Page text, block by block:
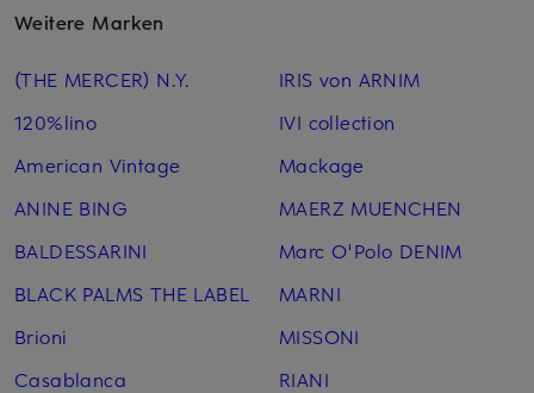
Weitere Marken
(THE MERCER) N.Y.
120%lino
American Vintage
ANINE BING
BALDESSARINI
BLACK PALMS THE LABEL
Brioni
Casablanca
IRIS von ARNIM
IVI collection
Mackage
MAERZ MUENCHEN
Marc O'Polo DENIM
MARNI
MISSONI
RIANI